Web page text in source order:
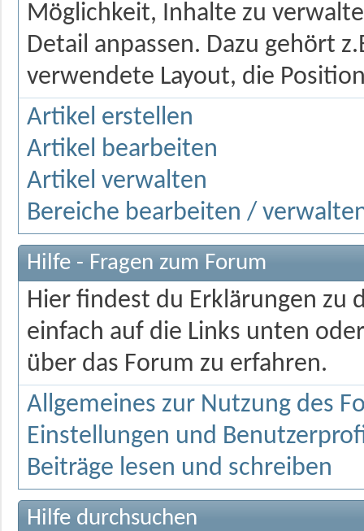
Möglichkeit, Inhalte zu
Detail anpassen. Dazu gehört
verwendete Layout, die
Artikel erstellen
Artikel bearbeiten
Artikel verwalten
Bereiche bearbeiten /
Hilfe - Fragen zum Forum
Hier findest du Erklärungen zu
einfach auf die Links unten
über das Forum zu erfahren.
Allgemeines zur Nutzung des
Einstellungen und
Beiträge lesen und schreiben
Hilfe durchsuchen